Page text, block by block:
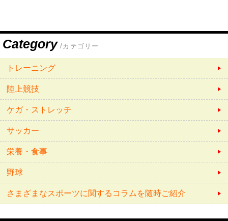
Category /カテゴリー
トレーニング
陸上競技
ケガ・ストレッチ
サッカー
栄養・食事
野球
さまざまなスポーツに関するコラムを随時ご紹介